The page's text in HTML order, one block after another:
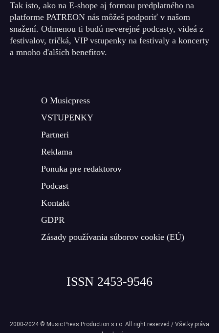
Tak isto, ako na E-shope aj formou predplatného na
platforme PATREON nás môžeš podporiť v našom
snažení. Odmenou ti budú neverejné podcasty, videá z
festivalov, tričká, VIP vstupenky na festivaly a koncerty
a mnoho ďalších benefitov.
O Musicpress
VSTUPENKY
Partneri
Reklama
Ponuka pre redaktorov
Podcast
Kontakt
GDPR
Zásady používania súborov cookie (EÚ)
ISSN 2453-9546
2000-2024 © Music Press Production s.r.o. All right reserved / Všetky práva